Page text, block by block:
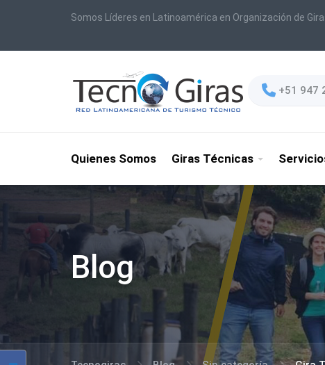
Somos Líderes en Latinoamérica en Organización de
+51 947
Quienes Somos Giras Técnicas
Blog